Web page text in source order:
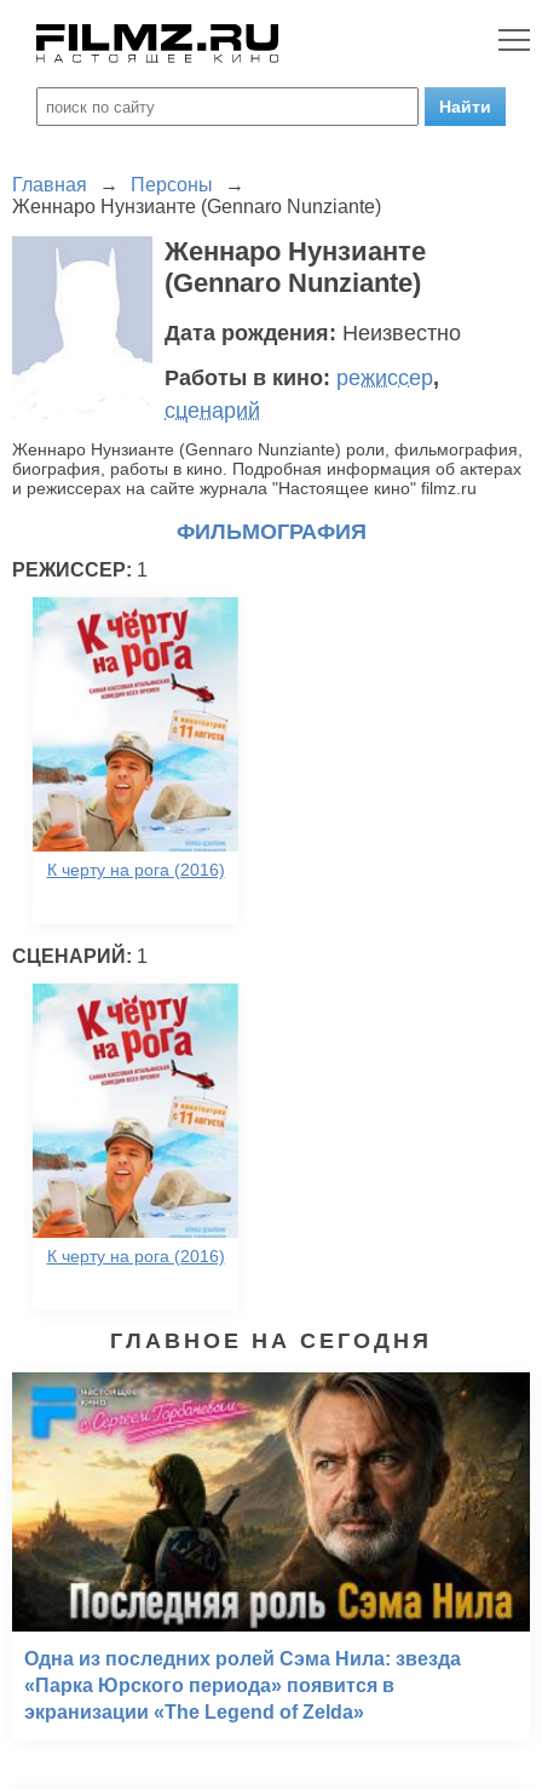
Главная → Персоны
→
Женнаро Нунзианте (Gennaro Nunziante)
Женнаро Нунзианте
(Gennaro Nunziante)
Дата рождения: Неизвестно
Работы в кино: режиссер,
сценарий
Женнаро Нунзианте (Gennaro Nunziante) роли, фильмография,
биография, работы в кино. Подробная информация об актерах
и режиссерах на сайте журнала "Настоящее кино" filmz.ru
ФИЛЬМОГРАФИЯ
РЕЖИССЕР: 1
К черту на рога (2016)
СЦЕНАРИЙ: 1
К черту на рога (2016)
ГЛАВНОЕ НА СЕГОДНЯ
Одна из последних ролей Сэма Нила: звезда
«Парка Юрского периода» появится в
экранизации «The Legend of Zelda»